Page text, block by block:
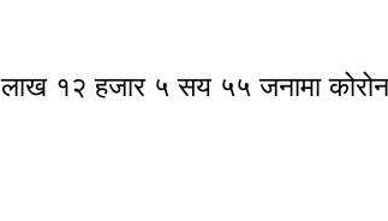
लाख १२ हजार ५ सय ५५ जनामा